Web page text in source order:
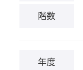
階数
年度